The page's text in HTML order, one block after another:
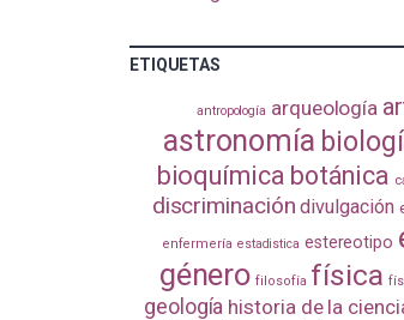
ETIQUETAS
antropología arqueología
astronomía
bioquímica botánica
discriminación divulgación
enfermería estadistica estereotipo
género filosofía física
geología historia de la